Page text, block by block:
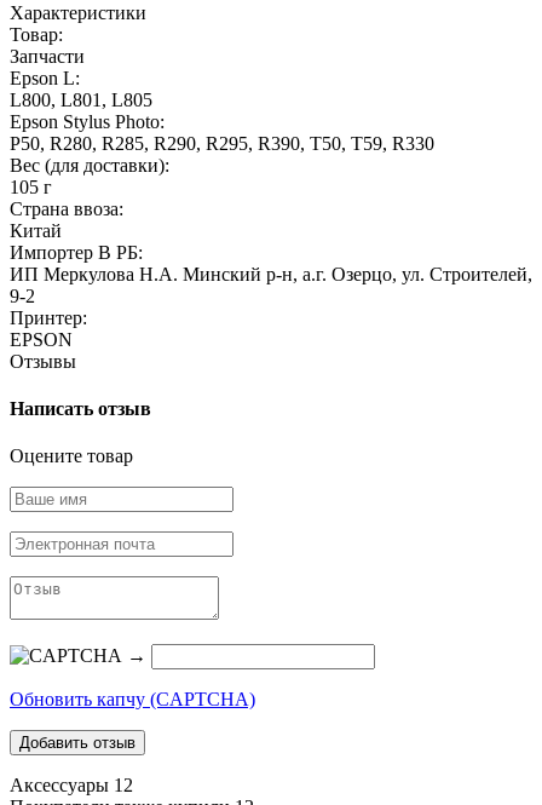
Характеристики
Товар:
Запчасти
Epson L:
L800, L801, L805
Epson Stylus Photo:
P50, R280, R285, R290, R295, R390, T50, T59, R330
Вес (для доставки):
105 г
Страна ввоза:
Китай
Импортер В РБ:
ИП Меркулова Н.А. Минский р-н, а.г. Озерцо, ул. Строителей,
9-2
Принтер:
EPSON
Отзывы
Написать отзыв
Оцените товар
→
Обновить капчу (CAPTCHA)
Аксессуары 12